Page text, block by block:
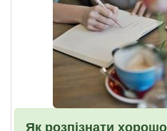
Як розпізнати